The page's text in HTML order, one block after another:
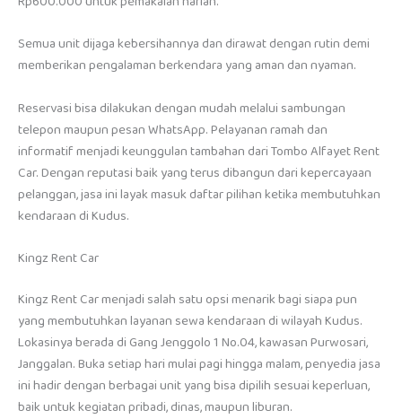
Semua unit dijaga kebersihannya dan dirawat dengan rutin demi
memberikan pengalaman berkendara yang aman dan nyaman.
Reservasi bisa dilakukan dengan mudah melalui sambungan
telepon maupun pesan WhatsApp. Pelayanan ramah dan
informatif menjadi keunggulan tambahan dari Tombo Alfayet Rent
Car. Dengan reputasi baik yang terus dibangun dari kepercayaan
pelanggan, jasa ini layak masuk daftar pilihan ketika membutuhkan
kendaraan di Kudus.
Kingz Rent Car
Kingz Rent Car menjadi salah satu opsi menarik bagi siapa pun
yang membutuhkan layanan sewa kendaraan di wilayah Kudus.
Lokasinya berada di Gang Jenggolo 1 No.04, kawasan Purwosari,
Janggalan. Buka setiap hari mulai pagi hingga malam, penyedia jasa
ini hadir dengan berbagai unit yang bisa dipilih sesuai keperluan,
baik untuk kegiatan pribadi, dinas, maupun liburan.